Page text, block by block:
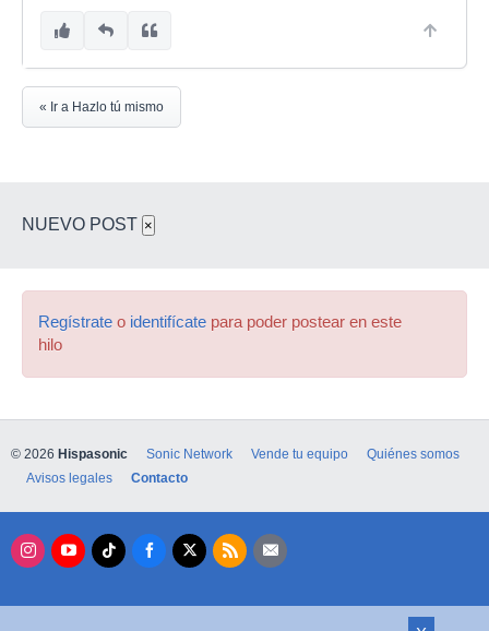
« Ir a Hazlo tú mismo
NUEVO POST ×
Regístrate o identifícate para poder postear en este
hilo
© 2026 Hispasonic Sonic Network Vende tu equipo
Quiénes somos
Avisos legales
Contacto